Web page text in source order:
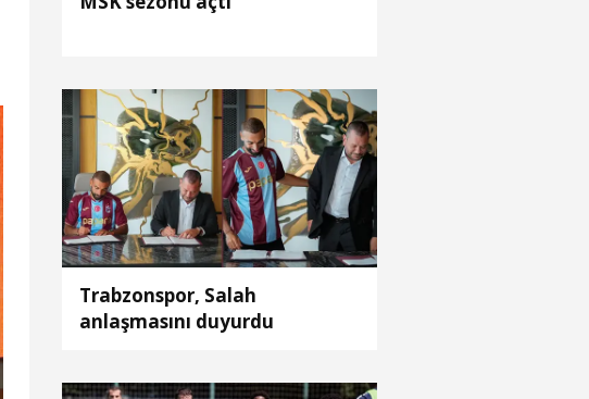
Trabzonspor, Salah
anlaşmasını duyurdu